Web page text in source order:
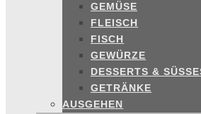
GEMÜSE
FLEISCH
FISCH
GEWÜRZE
DESSERTS & SÜSSES
GETRÄNKE
AUSGEHEN